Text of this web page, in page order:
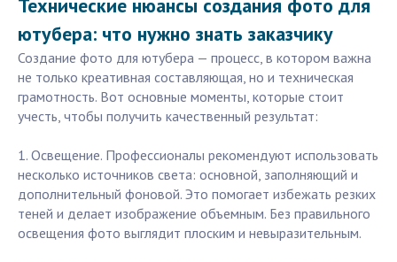
Технические нюансы создания фото для
ютубера: что нужно знать заказчику
Создание фото для ютубера — процесс, в котором важна
не только креативная составляющая, но и техническая
грамотность. Вот основные моменты, которые стоит
учесть, чтобы получить качественный результат:
1. Освещение. Профессионалы рекомендуют использовать
несколько источников света: основной, заполняющий и
дополнительный фоновой. Это помогает избежать резких
теней и делает изображение объемным. Без правильного
освещения фото выглядит плоским и невыразительным.